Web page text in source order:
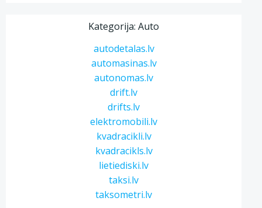
Kategorija: Auto
autodetalas.lv
automasinas.lv
autonomas.lv
drift.lv
drifts.lv
elektromobili.lv
kvadracikli.lv
kvadracikls.lv
lietiediski.lv
taksi.lv
taksometri.lv